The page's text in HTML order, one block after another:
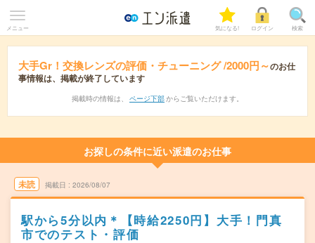
メニュー 気になる! ログイン 検索
大手Gr！交換レンズの評価・チューニング /2000円～のお仕
事情報は、掲載が終了しています
掲載時の情報は、 ページ下部 からご覧いただけます。
お探しの条件に近い派遣のお仕事
未読 掲載日 2026/08/07
駅から5分以内＊【時給2250円】大手！門真
市でのテスト・評価